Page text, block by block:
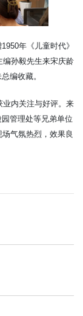
年《儿童时代》
编孙毅先生来宋庆龄
编收藏。
业内关注与好评。来
管理处等兄弟单位
气氛热烈，效果良